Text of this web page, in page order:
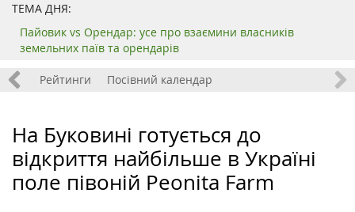
ТЕМА ДНЯ:
Пайовик vs Орендар: усе про взаємини власників
земельних паїв та орендарів
Рейтинги Посівний календар
На Буковині готується до
відкриття найбільше в Україні
поле півоній Peonita Farm